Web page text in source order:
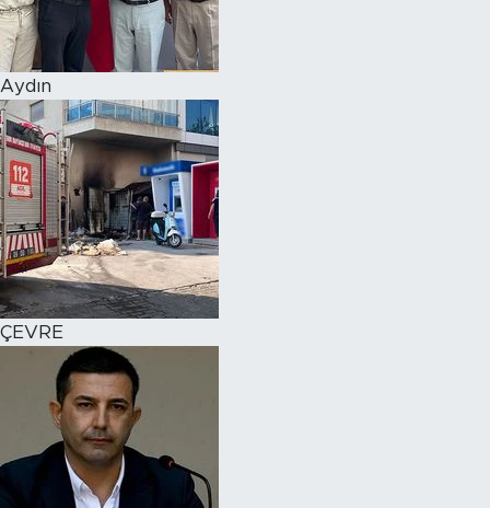
Aydın
ÇEVRE